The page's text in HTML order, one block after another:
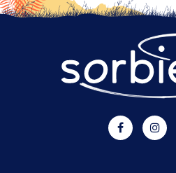
Lien
Lien